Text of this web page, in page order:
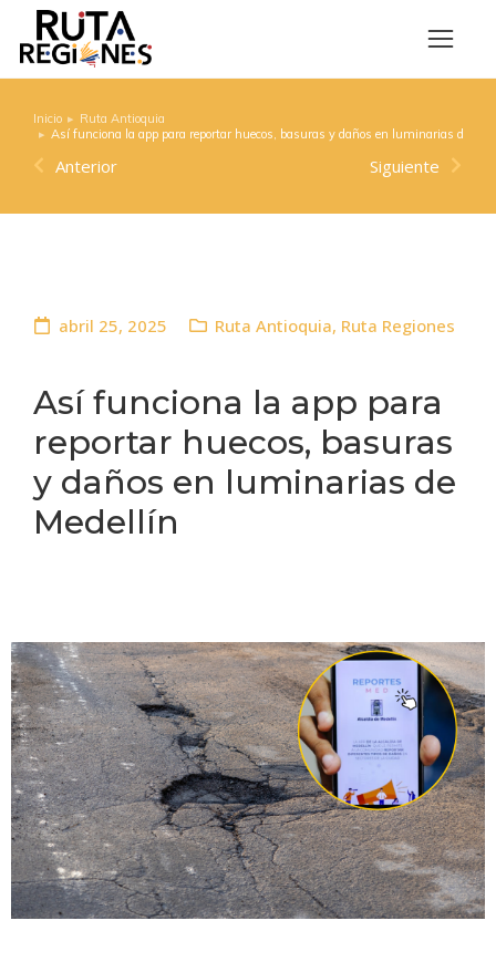
Estás aquí:
Inicio
Ruta Antioquia
Así funciona la app para reportar huecos, basuras y daños en luminarias de
Anterior Siguiente
abril 25, 2025 Ruta Antioquia, Ruta Regiones
Así funciona la app para
reportar huecos, basuras
y daños en luminarias de
Medellín